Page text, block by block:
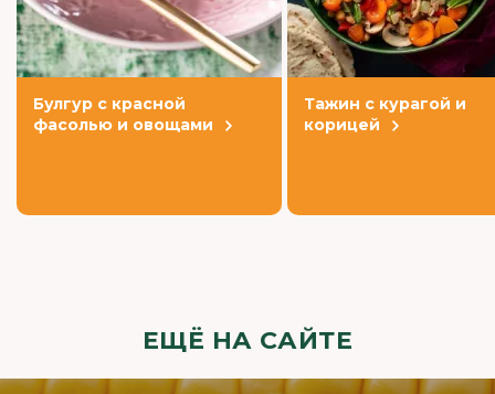
Булгур с красной
фасолью и овощами
Тажин с курагой и
корицей
ЕЩЁ НА САЙТЕ